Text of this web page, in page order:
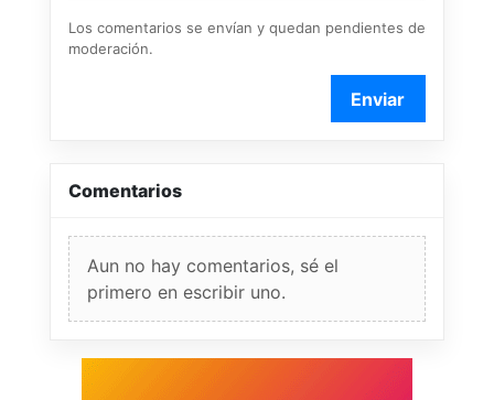
Los comentarios se envían y quedan pendientes de
moderación.
Enviar
Comentarios
Aun no hay comentarios, sé el
primero en escribir uno.